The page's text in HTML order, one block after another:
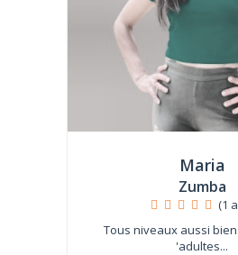
Maria
Zumba
(1
Tous niveaux aussi
'adultes...